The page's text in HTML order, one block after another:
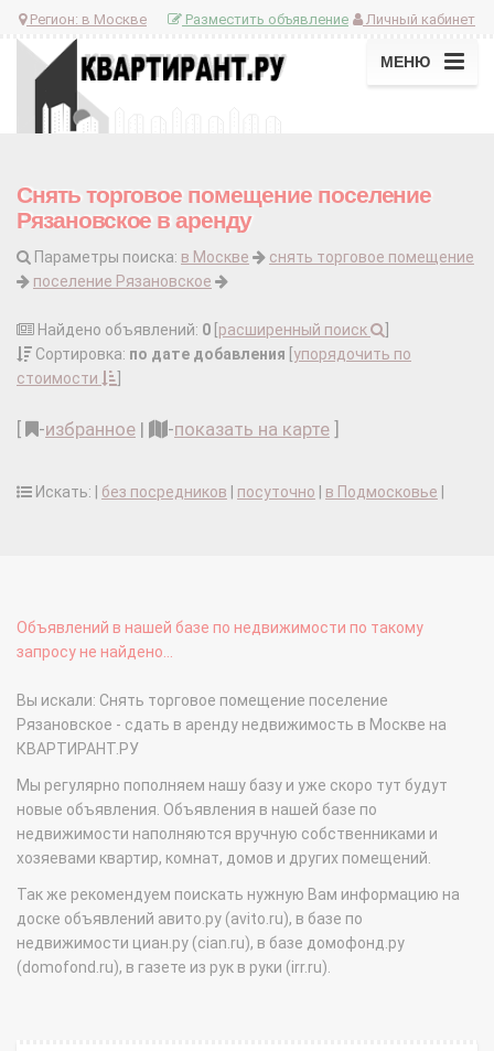
Регион: в Москве Личный кабинет
Разместить объявление
МЕНЮ
Снять торговое помещение поселение
Рязановское в аренду
Параметры поиска: в Москве
снять торговое помещение
поселение Рязановское
Найдено объявлений: 0 расширенный поиск
Сортировка: по дате добавления упорядочить по
стоимости
-избранное | -показать на карте
Искать: | без посредников посуточно в Подмосковье
Объявлений в нашей базе по недвижимости по такому
запросу не найдено...
Вы искали: Снять торговое помещение поселение
Рязановское - сдать в аренду недвижимость в Москве на
КВАРТИРАНТ.РУ
Мы регулярно пополняем нашу базу и уже скоро тут будут
новые объявления. Объявления в нашей базе по
недвижимости наполняются вручную собственниками и
хозяевами квартир, комнат, домов и других помещений.
Так же рекомендуем поискать нужную Вам информацию на
доске объявлений авито.ру (avito.ru), в базе по
недвижимости циан.ру (cian.ru), в базе домофонд.ру
(domofond.ru), в газете из рук в руки (irr.ru).